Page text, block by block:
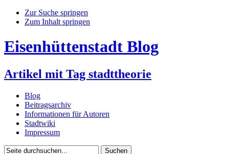
Zur Suche springen
Zum Inhalt springen
Eisenhüttenstadt Blog
Artikel mit Tag stadttheorie
Blog
Beitragsarchiv
Informationen für Autoren
Stadtwiki
Impressum